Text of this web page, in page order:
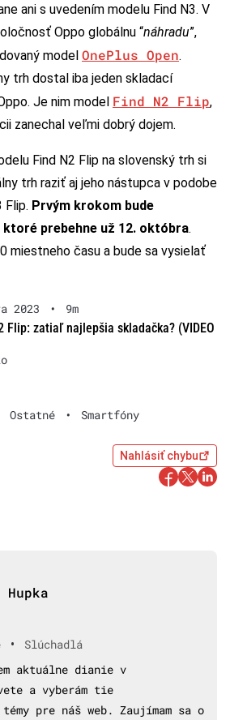
ani s uvedením modelu Find N3. V
Oppo globálnu “náhradu”,
model OnePlus Open.
trh dostal iba jeden skladací
Je nim model Find N2 Flip,
zanechal veľmi dobrý dojem.
Find N2 Flip na slovenský trh si
trh raziť aj jeho nástupca v podobe
Flip. Prvým krokom bude
ktoré prebehne už 12. októbra.
miestneho času a bude sa vysielať
2023 •
9m
Flip: zatiaľ najlepšia skladačka? (VIDEO
Ostatné • Smartfóny
Nahlásiť chybu
•
Slúchadlá
aktuálne dianie v
a vyberám tie
pre náš web. Zaujímam sa o